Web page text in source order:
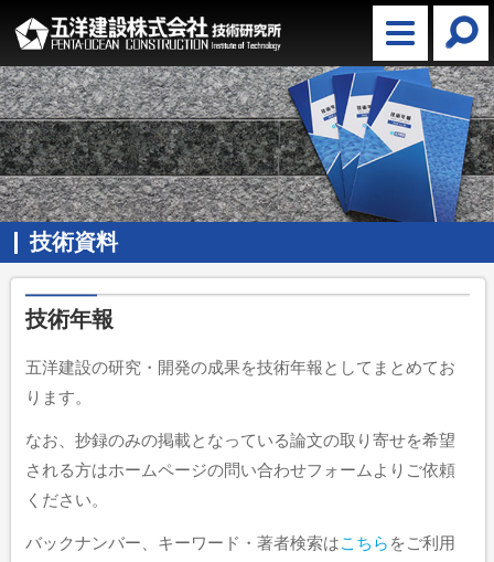
技術資料
技術年報
五洋建設の研究・開発の成果を技術年報としてまとめてお
ります。
なお、抄録のみの掲載となっている論文の取り寄せを希望
される方はホームページの問い合わせフォームよりご依頼
ください。
バックナンバー、キーワード・著者検索はこちら をご利用